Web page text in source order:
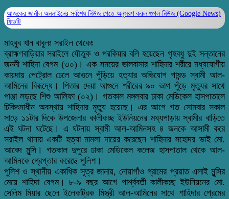
আজকের জার্নাল অনলাইনের সর্বশেষ নিউজ পেতে অনুসরণ করুন গুগল নিউজ (Google News)
ফিডটি
মাহবুব খান বাবুলঃ সরাইল থেকেঃ
ব্রাহ্মণবাড়িয়ার সরাইলে যৌতুক ও পরকিয়ার বলি হয়েছেন গৃহবধু দুই সন্তানের
জননী শাহিদা বেগম (৩০)। এক সময়ের ভালবাসার শাহিদার শরীরে মধ্যযোগীয়
কায়দায় পেট্রোল ঢেলে আগুনে পুঁড়িয়ে হত্যার অভিযোগ পাষন্ড স্বামী আল-
আমিনের বিরূদ্ধে। পিতার দেয়া আগুনে শরীরের ৯০ ভাগ পুঁড়ে মৃত্যুর সাথে
পাঞ্জা লড়ছে শিশু আলিফা (০২)। গতকাল মঙ্গলবার ঢাকা মেডিকেল হাসপাতালে
চিকিৎসাধীন অবস্থায় শাহিদার মৃত্যু হয়েছে। এর আগে গত সোমবার সকাল
সাড়ে ১১টার দিকে উপজেলার কালীকচ্ছ ইউনিয়নের মধ্যপাড়ায় স্বামীর বাড়িতে
এই ঘটনা ঘটেছে। এ ঘটনায় স্বামী আল-আমিনসহ ৪ জনকে আসামী করে
সরাইল থানায় একটি হত্যা মামলা দায়ের করেছেন শাহিদার সহোদর ভাই মো.
আবেদ মুন্সি। গতকাল দুপুরে ঢাকা মেডিকেল কলেজ হাসপাতাল থেকে আল-
আমিনকে গ্রেপ্তার করেছে পুলিশ।
পুলিশ ও স্থানীয় একাধিক সূত্র জানায়, নোয়াগাঁও গ্রামের প্রয়াত এলাই মুন্সির
মেয়ে শাহিদা বেগম। ৮-৯ বছর আগে পার্শ্ববর্তী কালীকচ্ছ ইউনিয়নের মো.
সেলিম মিয়ার ছেলে ইলেকট্রিক মিস্ত্রী আল-আমিনের সাথে শাহিদার প্রেমের